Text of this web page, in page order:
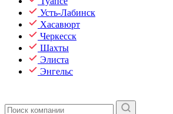
Усть-Лабинск
Хасавюрт
Черкесск
Шахты
Элиста
Энгельс